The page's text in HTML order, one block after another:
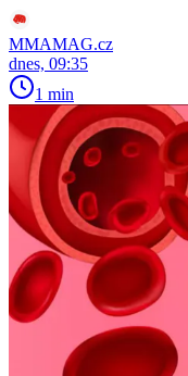
MMAMAG.cz
dnes, 09:35
1 min